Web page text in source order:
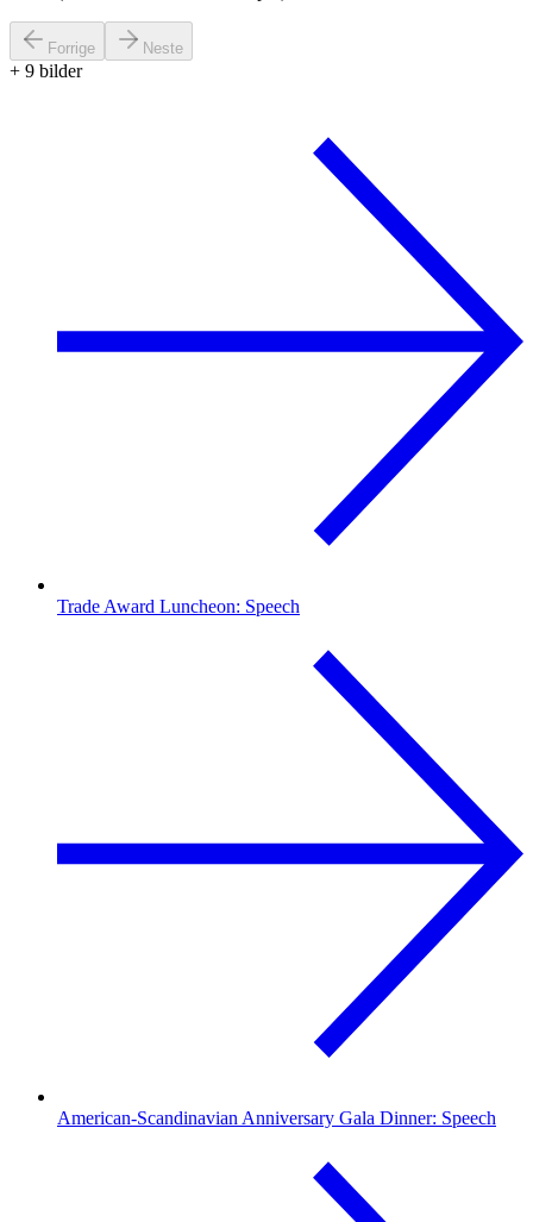
Forrige Neste
+ 9 bilder
Trade Award Luncheon: Speech
American-Scandinavian Anniversary Gala Dinner: Speech